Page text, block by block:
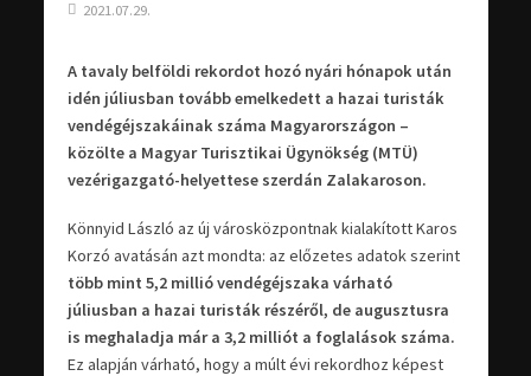
2021.07.29.
A tavaly belföldi rekordot hozó nyári hónapok után
idén júliusban tovább emelkedett a hazai turisták
vendégéjszakáinak száma Magyarországon –
közölte a Magyar Turisztikai Ügynökség (MTÜ)
vezérigazgató-helyettese szerdán Zalakaroson.
Könnyid László az új városközpontnak kialakított Karos
Korzó avatásán azt mondta: az előzetes adatok szerint
több mint 5,2 millió vendégéjszaka várható
júliusban a hazai turisták részéről, de augusztusra
is meghaladja már a 3,2 milliót a foglalások száma.
Ez alapján várható, hogy a múlt évi rekordhoz képest